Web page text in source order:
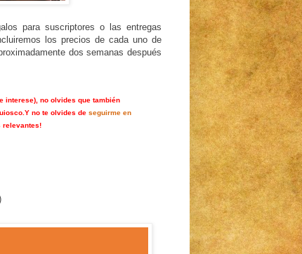
para suscriptores o las entregas
los precios de cada uno de
dos semanas después
interese), no olvides que también
Y no te olvides de seguirme en
relevantes!